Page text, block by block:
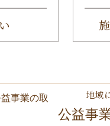
地域
公益事